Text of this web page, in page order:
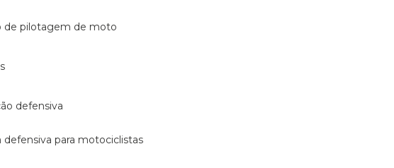
de pilotagem de moto
defensiva
defensiva para motociclistas